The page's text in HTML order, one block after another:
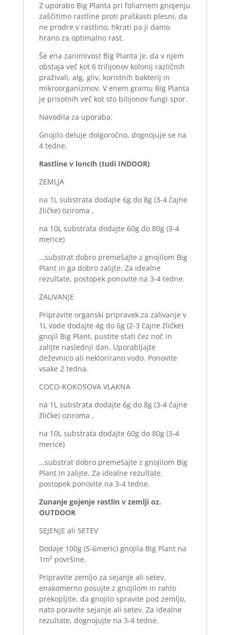
Z uporabo Big Planta pri foliarnem gnojenju
zaščitimo rastline proti praškasti plesni, da
ne prodre v rastlino, hkrati pa ji damo
hrano za optimalno rast.
Še ena zanimivost Big Planta je, da v njem
obstaja več kot 6 trilijonov kolonij različnih
praživali, alg, gliv, koristnih bakterij in
mikroorganizmov. V enem gramu Big Planta
je prisotnih več kot sto bilijonov fungi spor.
Navodila za uporaba:
Gnojilo deluje dolgoročno, dognojuje se na
4 tedne.
Rastline v loncih (tudi INDOOR)
ZEMLJA
na 1L substrata dodajte 6g do 8g (3-4 čajne
žličke) oziroma ,
na 10L substrata dodajte 60g do 80g (3-4
merice)
…substrat dobro premešajte z gnojilom Big
Plant in ga dobro zalijte. Za idealne
rezultate, postopek ponovite na 3-4 tedne.
ZALIVANJE
Pripravite organski pripravek za zalivanje v
1L vode dodajte 4g do 6g (2-3 čajne žličke)
gnojil Big Plant, pustite stati čez noč in
zalijte naslednji dan. Uporabljajte
deževnico ali neklorirano vodo. Ponovite
vsake 2 tedna.
COCO-KOKOSOVA VLAKNA
na 1L substrata dodajte 6g do 8g (3-4 čajne
žličke) oziroma ,
na 10L substrata dodajte 60g do 80g (3-4
merice)
…substrat dobro premešajte z gnojilom Big
Plant in zalijte. Za idealne rezultate,
postopek ponovite na 3-4 tedne.
Zunanje gojenje rastlin v zemlji oz.
OUTDOOR
SEJENJE ali SETEV
Dodaje 100g (5-6meric) gnojila Big Plant na
1m² površine.
Pripravite zemljo za sejanje ali setev,
enakomerno posujte z gnojilom in rahlo
prekopljite, da gnojilo spravite pod zemljo,
nato poravite sejanje ali setev. Za idealne
rezultate, dognojujte na 3-4 tedne.